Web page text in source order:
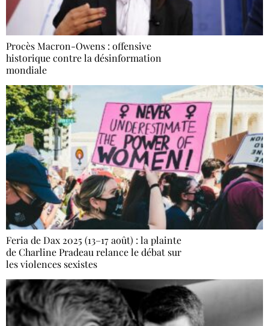
Procès Macron-Owens : offensive
historique contre la désinformation
mondiale
Feria de Dax 2025 (13–17 août) : la plainte
de Charline Pradeau relance le débat sur
les violences sexistes